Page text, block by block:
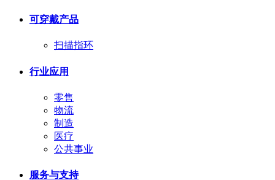
可穿戴产品
扫描指环
行业应用
零售
物流
制造
医疗
公共事业
服务与支持